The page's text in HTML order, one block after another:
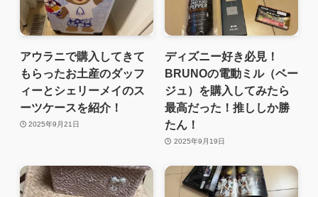
アウラニで購入してきて
もらったお土産のダッフ
ィーとシェリーメイのス
ーツケースを紹介！
2025年9月21日
ディズニー好き必見！
BRUNOの電動ミル（ベー
ジュ）を購入してみたら
最高だった！推ししか勝
たん！
2025年9月19日